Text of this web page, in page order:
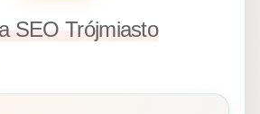
SEO Trójmiasto